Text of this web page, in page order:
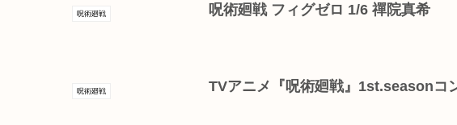
呪術廻戦 呪術廻戦 フィグゼロ 1/6 禪院真希
呪術廻戦 TVアニメ『呪術廻戦』1st.seasonコ